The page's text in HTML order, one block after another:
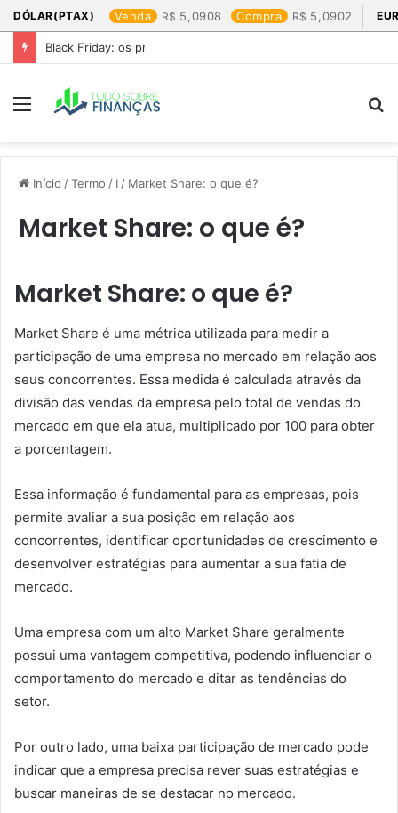
DÓLAR(PTAX) Venda 5,0908 Compra 5,0902
Black Friday: os produtos que mais valem a pena
Menu
Início /Termo / I / Market Share: o que é?
Market Share: o que é?
Market Share: o que é?
Market Share é uma métrica utilizada para medir a
participação de uma empresa no mercado em relação aos
seus concorrentes. Essa medida é calculada através da
divisão das vendas da empresa pelo total de vendas do
mercado em que ela atua, multiplicado por 100 para obter
a porcentagem.
Essa informação é fundamental para as empresas, pois
permite avaliar a sua posição em relação aos
concorrentes, identificar oportunidades de crescimento e
desenvolver estratégias para aumentar a sua fatia de
mercado.
Uma empresa com um alto Market Share geralmente
possui uma vantagem competitiva, podendo influenciar o
comportamento do mercado e ditar as tendências do
setor.
Por outro lado, uma baixa participação de mercado pode
indicar que a empresa precisa rever suas estratégias e
buscar maneiras de se destacar no mercado.